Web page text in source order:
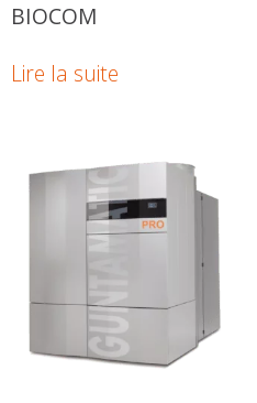
BIOCOM
Lire la suite